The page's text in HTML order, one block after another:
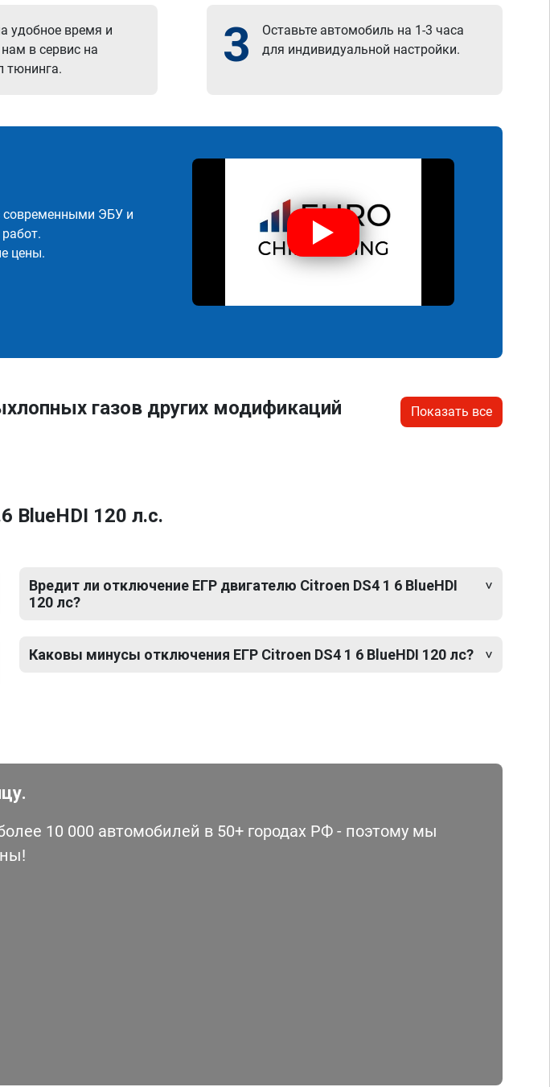
удобное время и
в сервис на
тюнинга.
3
Оставьте автомобиль на 1-3 часа
для индивидуальной настройки.
современными ЭБУ и
цены.
газов других модификаций
Показать все
BlueHDI 120 л.с.
Вредит ли отключение ЕГР двигателю Citroen DS4 1 6 BlueHDI
120 лс?
Каковы минусы отключения ЕГР Citroen DS4 1 6 BlueHDI 120 лс?
10 000 автомобилей в 50+ городах РФ - поэтому мы